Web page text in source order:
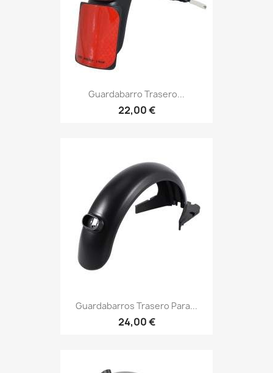
Guardabarro Trasero...
22,00 €
Guardabarros Trasero Para...
24,00 €